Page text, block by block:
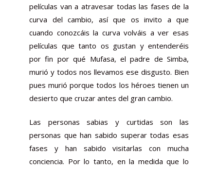
películas van a atravesar todas las fases de la
curva del cambio, así que os invito a que
cuando conozcáis la curva volváis a ver esas
películas que tanto os gustan y entenderéis
por fin por qué Mufasa, el padre de Simba,
murió y todos nos llevamos ese disgusto. Bien
pues murió porque todos los héroes tienen un
desierto que cruzar antes del gran cambio.
Las personas sabias y curtidas son las
personas que han sabido superar todas esas
fases y han sabido visitarlas con mucha
conciencia. Por lo tanto, en la medida que lo